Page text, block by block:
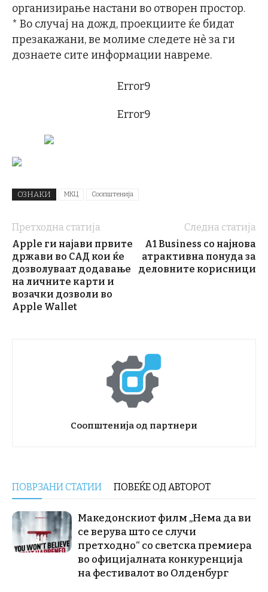
организирање настани во отворен простор.
* Во случај на дожд, проекциите ќе бидат
презакажани, ве молиме следете нѐ за ги
дознаете сите информации навреме.
Error9
Error9
ОЗНАКИ МКЦ Соопштенија
Претходна статија
Apple ги најави првите
држави во САД кои ќе
дозволуваат додавање
на личните карти и
возачки дозволи во
Apple Wallet
Следна статија
А1 Business со најнова
атрактивна понуда за
деловните корисници
Соопштенија од партнери
ПОВРЗАНИ СТАТИИ ПОВЕЌЕ ОД АВТОРОТ
Македонскиот филм „Нема да ви
се верува што се случи
претходно“ со светска премиера
во официјалната конкуренција
на фестивалот во Олденбург